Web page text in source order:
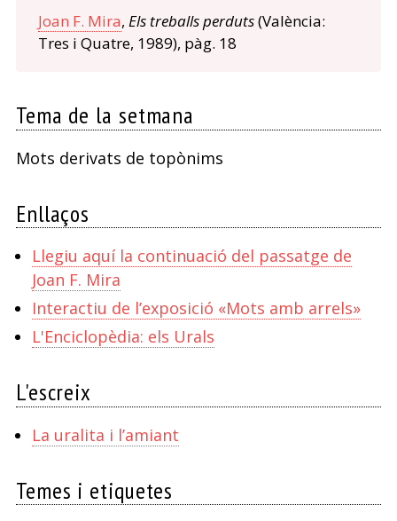
Joan F. Mira, Els treballs perduts(València:
Tres i Quatre, 1989), pàg. 18
Tema de la setmana
Mots derivats de topònims
Enllaços
Llegiu aquí la continuació del passatge de
Joan F. Mira
Interactiu de l’exposició «Mots amb arrels»
L'Enciclopèdia: els Urals
L'escreix
La uralita i l’amiant
Temes i etiquetes